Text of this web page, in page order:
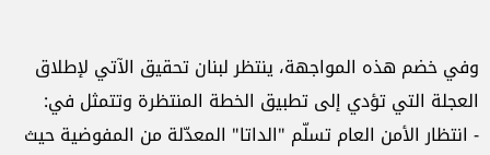
وفي خضم هذه المواجهة، ينتظر لبنان تحقيق الآتي لإطلاق
العجلة التي تؤدي إلى تطبيق الخطة المنتظرة وتتمثل في:
- انتظار الأمن العام تسلّم "الداتا" المعدّلة من المفوضية حيث